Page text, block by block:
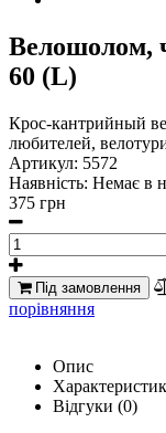
Велошолом,
60 (L)
Крос-кантрийный
любителей,
Артикул: 5572
Наявність: Немає в
375 грн
Під замовлення
порівняння
Опис
Відгуки (0)